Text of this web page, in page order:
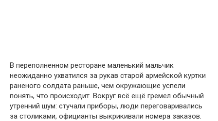
В переполненном ресторане маленький мальчик
неожиданно ухватился за рукав старой армейской куртки
раненого солдата раньше, чем окружающие успели
понять, что происходит. Вокруг всё ещё гремел обычный
утренний шум: стучали приборы, люди переговаривались
за столиками, официанты выкрикивали номера заказов.